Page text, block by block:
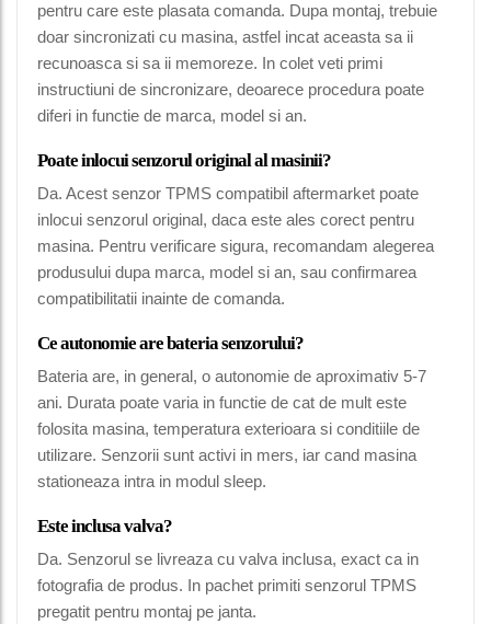
pentru care este plasata comanda. Dupa montaj, trebuie
doar sincronizati cu masina, astfel incat aceasta sa ii
recunoasca si sa ii memoreze. In colet veti primi
instructiuni de sincronizare, deoarece procedura poate
diferi in functie de marca, model si an.
Poate inlocui senzorul original al masinii?
Da. Acest senzor TPMS compatibil aftermarket poate
inlocui senzorul original, daca este ales corect pentru
masina. Pentru verificare sigura, recomandam alegerea
produsului dupa marca, model si an, sau confirmarea
compatibilitatii inainte de comanda.
Ce autonomie are bateria senzorului?
Bateria are, in general, o autonomie de aproximativ 5-7
ani. Durata poate varia in functie de cat de mult este
folosita masina, temperatura exterioara si conditiile de
utilizare. Senzorii sunt activi in mers, iar cand masina
stationeaza intra in modul sleep.
Este inclusa valva?
Da. Senzorul se livreaza cu valva inclusa, exact ca in
fotografia de produs. In pachet primiti senzorul TPMS
pregatit pentru montaj pe janta.